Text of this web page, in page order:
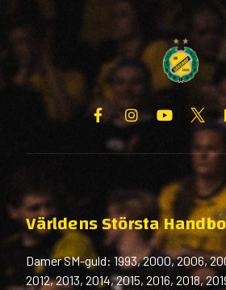
Världens Största
Damer SM-guld: 1993, 2000, 2006,
2012, 2013, 2014, 2015, 2016, 2018,